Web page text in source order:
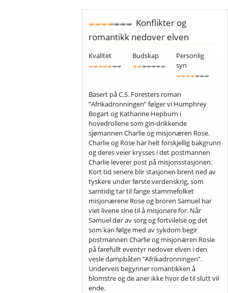
Konflikter og
romantikk nedover elven
Kvalitet Budskap
Personlig
syn
Basert på C.S. Foresters roman
”Afrikadronningen” følger vi Humphrey
Bogart og Katharine Hepburn i
hovedrollene som gin-drikkende
sjømannen Charlie og misjonæren Rose.
Charlie og Rose har helt forskjellig bakgrunn
og deres veier krysses i det postmannen
Charlie leverer post på misjonsstasjonen.
Kort tid senere blir stasjonen brent ned av
tyskere under første verdenskrig, som
samtidig tar til fange stammefolket
misjonærene Rose og broren Samuel har
viet livene sine til å misjonere for. Når
Samuel dør av sorg og fortvilelse og det
som kan følge med av sykdom begir
postmannen Charlie og misjonæren Rosie
på farefullt eventyr nedover elven i den
vesle dampbåten ”Afrikadronningen”.
Underveis begynner romantikken å
blomstre og de aner ikke hvor de til slutt vil
ende.